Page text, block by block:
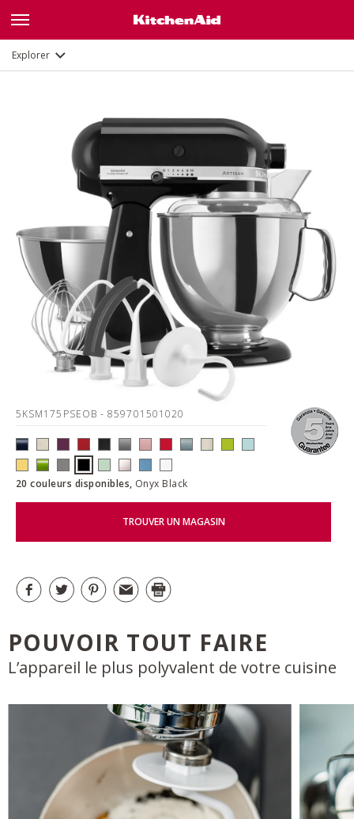
Explorer
5KSM175PSEOB- 859701501020
20 couleurs disponibles, Onyx Black
TROUVER UN MAGASIN
POUVOIR TOUT FAIRE
L’appareil le plus polyvalent de votre cuisine